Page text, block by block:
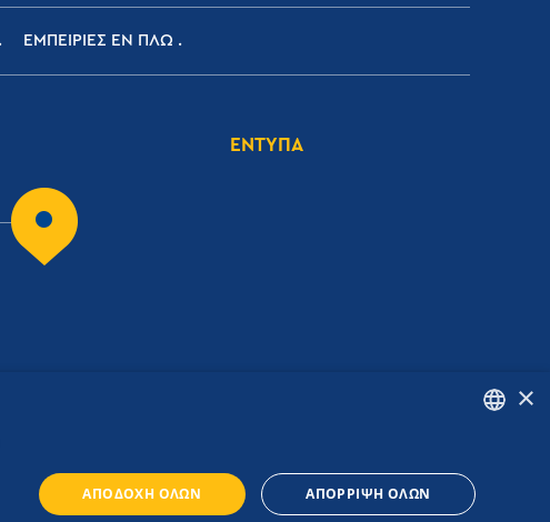
ΕΜΠΕΙΡΙΕΣ ΕΝ ΠΛΩ
ΕΝΤΥΠΑ
GREEK
×
ΑΠΟΔΟΧΉ ΌΛΩΝ ΑΠΌΡΡΙΨΗ ΌΛΩΝ